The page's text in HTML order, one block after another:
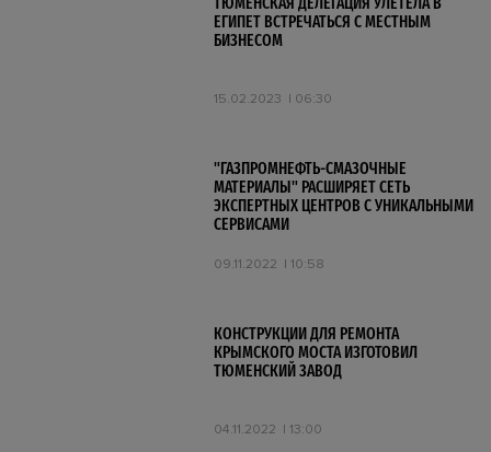
ЕГИПЕТ ВСТРЕЧАТЬСЯ С МЕСТНЫМ
БИЗНЕСОМ
15.02.2023 06:30
"ГАЗПРОМНЕФТЬ-СМАЗОЧНЫЕ
МАТЕРИАЛЫ" РАСШИРЯЕТ СЕТЬ
ЭКСПЕРТНЫХ ЦЕНТРОВ С УНИКАЛЬНЫМИ
СЕРВИСАМИ
09.11.2022 10:58
КОНСТРУКЦИИ ДЛЯ РЕМОНТА
КРЫМСКОГО МОСТА ИЗГОТОВИЛ
ТЮМЕНСКИЙ ЗАВОД
04.11.2022 13:00